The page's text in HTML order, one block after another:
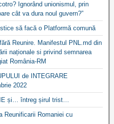
Ignorând unionismul, prin
cât va dura noul guvern?”
să facă o Platformă comună
Reunire. Manifestul PNL.md din
naționale si privind semnarea
România-RM
de INTEGRARE
2022
și… întreg șirul trist…
Reunificarii Romaniei cu